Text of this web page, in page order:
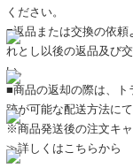
ください。
■返品または交換の依頼
れとし以後の返品及び
い。
■商品の返却の際は、ト
跡が可能な配送方法に
※商品発送後の注文キャ
≫詳しくはこちらから